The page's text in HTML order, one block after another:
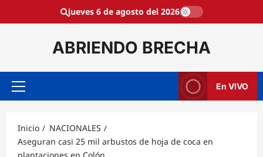
jueves 6 de agosto del 2026
ABRIENDO BRECHA
Menú
En VIVO
Inicio
NACIONALES
Aseguran casi 25 mil arbustos de hoja de coca en